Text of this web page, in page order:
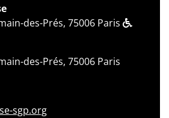
des-Prés, 75006 Paris
des-Prés, 75006 Paris
sgp.org